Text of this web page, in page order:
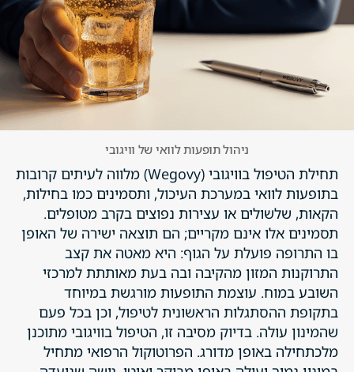
ניהול תופעות לוואי של וויגובי
תחילת הטיפול בוויגובי (Wegovy) מלווה לעיתים קרובות
בתופעות לוואי במערכת העיכול, ותסמינים כמו בחילות,
הקאות, שלשולים או עצירות נפוצים בקרב מטופלים.
תסמינים אלו אינם מקריים; הם תוצאה ישירה של האופן
בו התרופה פועלת על הגוף: היא מאטה את קצב
התרוקנות המזון מהקיבה ובה בעת מאותתת למרכזי
השובע במוח. עוצמת התופעות מורגשת במיוחד
בתקופת ההסתגלות הראשונית לטיפול, וכן בכל פעם
שהמינון עולה. בדיוק מסיבה זו, הטיפול בוויגובי מתוכנן
מלכתחילה באופן מדורג. הפרוטוקול הרפואי מתחיל